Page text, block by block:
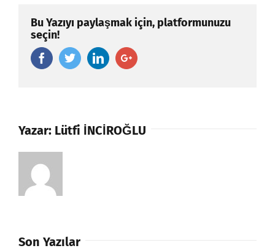
Bu Yazıyı paylaşmak için, platformunuzu
seçin!
FacebookTwitterLinkedinGoogle+
Yazar: Lütfi İNCİROĞLU
Son Yazılar